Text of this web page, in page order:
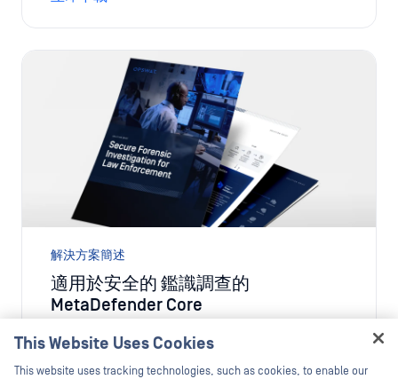
解決方案簡述
適用於安全的 鑑識調查的
MetaDefender Core
立即下載
This Website Uses Cookies
This website uses tracking technologies, such as cookies, to enable our
Hey there!